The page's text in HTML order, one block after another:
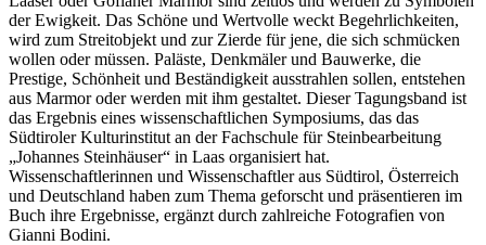
der Ewigkeit. Das Schöne und Wertvolle weckt Begehrlichkeiten,
wird zum Streitobjekt und zur Zierde für jene, die sich schmücken
wollen oder müssen. Paläste, Denkmäler und Bauwerke, die
Prestige, Schönheit und Beständigkeit ausstrahlen sollen, entstehen
aus Marmor oder werden mit ihm gestaltet. Dieser Tagungsband ist
das Ergebnis eines wissenschaftlichen Symposiums, das das
Südtiroler Kulturinstitut an der Fachschule für Steinbearbeitung
„Johannes Steinhäuser“ in Laas organisiert hat.
Wissenschaftlerinnen und Wissenschaftler aus Südtirol, Österreich
und Deutschland haben zum Thema geforscht und präsentieren im
Buch ihre Ergebnisse, ergänzt durch zahlreiche Fotografien von
Gianni Bodini.